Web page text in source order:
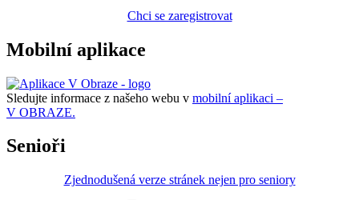
Chci se zaregistrovat
Mobilní aplikace
Sledujte informace z našeho webu v mobilní aplikaci –
V OBRAZE.
Senioři
Zjednodušená verze stránek nejen pro seniory